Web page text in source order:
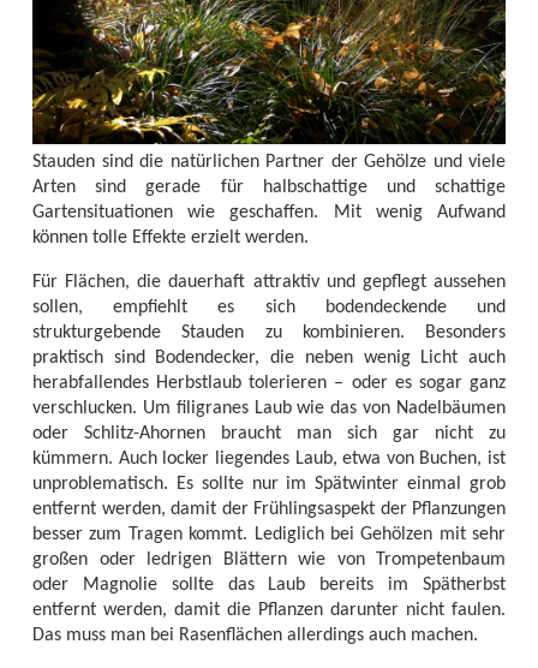
Stauden sind die natürlichen Partner der Gehölze und viele
Arten sind gerade für halbschattige und schattige
Gartensituationen wie geschaffen. Mit wenig Aufwand
können tolle Effekte erzielt werden.
Für Flächen, die dauerhaft attraktiv und gepflegt aussehen
sollen, empfiehlt es sich bodendeckende und
strukturgebende Stauden zu kombinieren. Besonders
praktisch sind Bodendecker, die neben wenig Licht auch
herabfallendes Herbstlaub tolerieren – oder es sogar ganz
verschlucken. Um filigranes Laub wie das von Nadelbäumen
oder Schlitz-Ahornen braucht man sich gar nicht zu
kümmern. Auch locker liegendes Laub, etwa von Buchen, ist
unproblematisch. Es sollte nur im Spätwinter einmal grob
entfernt werden, damit der Frühlingsaspekt der Pflanzungen
besser zum Tragen kommt. Lediglich bei Gehölzen mit sehr
großen oder ledrigen Blättern wie von Trompetenbaum
oder Magnolie sollte das Laub bereits im Spätherbst
entfernt werden, damit die Pflanzen darunter nicht faulen.
Das muss man bei Rasenflächen allerdings auch machen.